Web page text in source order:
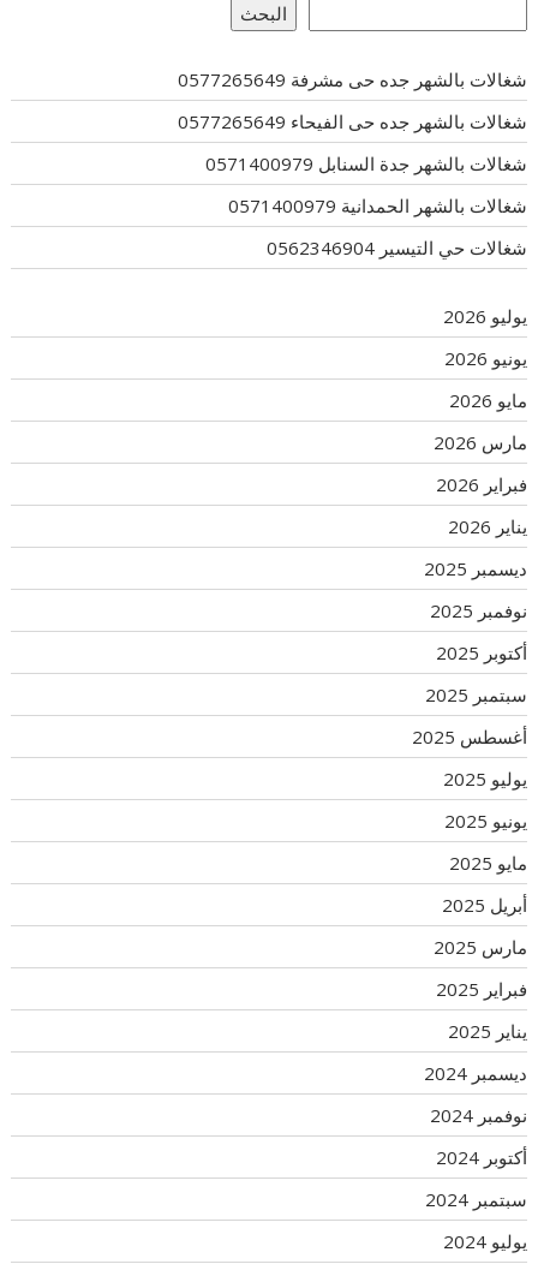
البحث
شغالات بالشهر جده حى مشرفة 0577265649
شغالات بالشهر جده حى الفيحاء 0577265649
شغالات بالشهر جدة السنابل 0571400979
شغالات بالشهر الحمدانية 0571400979
شغالات حي التيسير 0562346904
يوليو 2026
يونيو 2026
مايو 2026
مارس 2026
فبراير 2026
يناير 2026
ديسمبر 2025
نوفمبر 2025
أكتوبر 2025
سبتمبر 2025
أغسطس 2025
يوليو 2025
يونيو 2025
مايو 2025
أبريل 2025
مارس 2025
فبراير 2025
يناير 2025
ديسمبر 2024
نوفمبر 2024
أكتوبر 2024
سبتمبر 2024
يوليو 2024